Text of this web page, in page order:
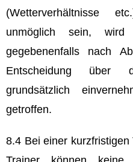
(Wetterverhältnisse
unmöglich sein,
gegebenenfalls nach
Entscheidung über
grundsätzlich
getroffen.
8.4 Bei einer